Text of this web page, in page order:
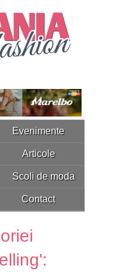
Evenimente
Articole
Scoli de moda
Contact